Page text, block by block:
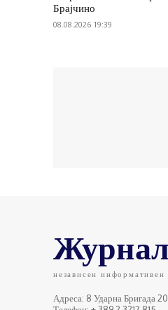
Брајчино
08.08.2026 19:39
независен информативен
Адреса: 8 Ударна Бригада